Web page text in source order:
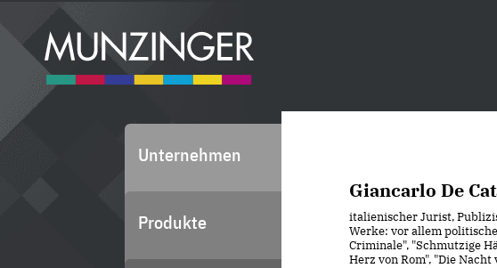
Unternehmen
Produkte
Giancarlo De
italienischer Jurist,
Werke: vor allem
Criminale", "Schmutzige
Herz von Rom", "Die